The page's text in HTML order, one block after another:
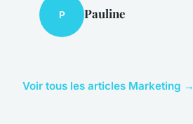
P Pauline
Voir tous les articles Marketing →